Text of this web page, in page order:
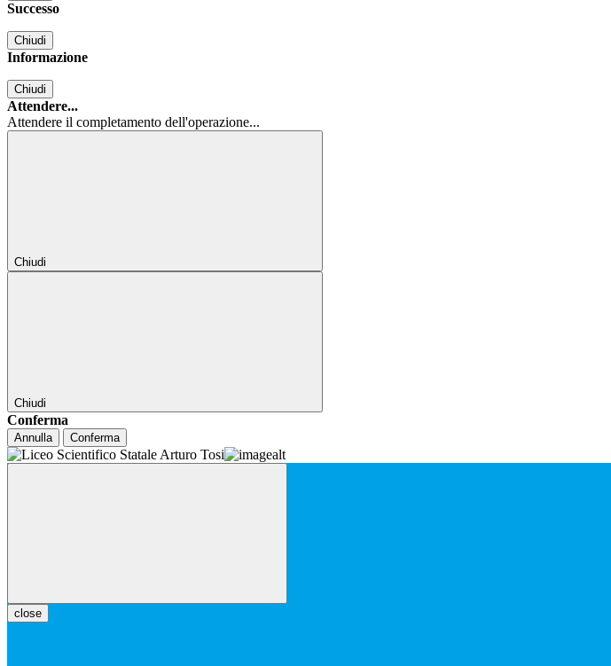
Successo
Chiudi
Informazione
Chiudi
Attendere...
Attendere il completamento dell'operazione...
Chiudi
Chiudi
Conferma
Annulla Conferma
close